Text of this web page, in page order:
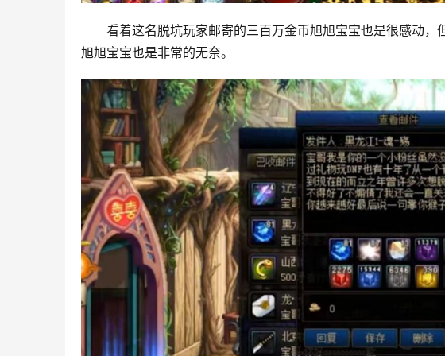
看着这名脱坑玩家邮寄的三百万金币旭旭宝宝也是很感动
旭旭宝宝也是非常的无奈。